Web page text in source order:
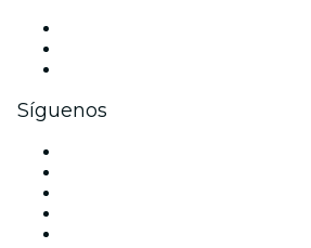
Síguenos